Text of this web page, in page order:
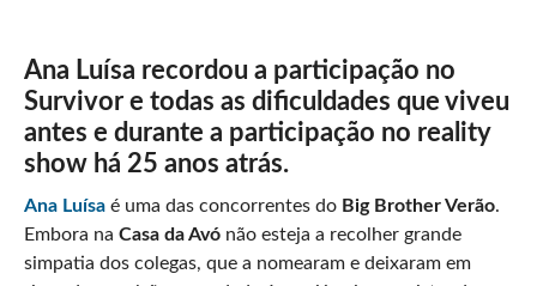
Ana Luísa recordou a participação no
Survivor e todas as dificuldades que viveu
antes e durante a participação no reality
show há 25 anos atrás.
Ana Luísaé uma das concorrentes do Big Brother Verão.
Embora na Casa da Avónão esteja a recolher grande
simpatia dos colegas, que a nomearam e deixaram em